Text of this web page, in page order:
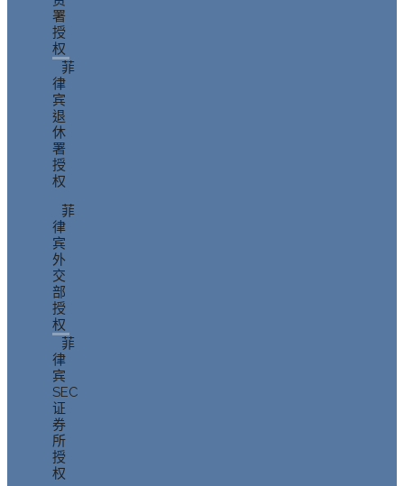
署
授
权
菲
律
宾
退
休
署
授
权
菲
律
宾
外
交
部
授
权
菲
律
宾
SEC
证
券
所
授
权